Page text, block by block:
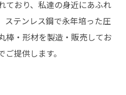
ており、私達の身近にあふれ
ステンレス鋼で永年培った圧
棒・形材を製造・販売してお
提供します。